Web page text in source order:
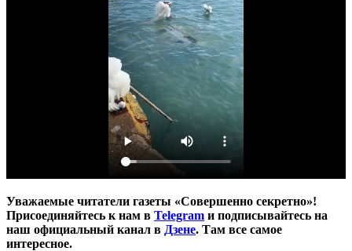
Уважаемые читатели газеты «Совершенно секретно»!
Присоединяйтесь к нам в Telegram и подписывайтесь на
наш официальный канал в Дзене. Там все самое
интересное.